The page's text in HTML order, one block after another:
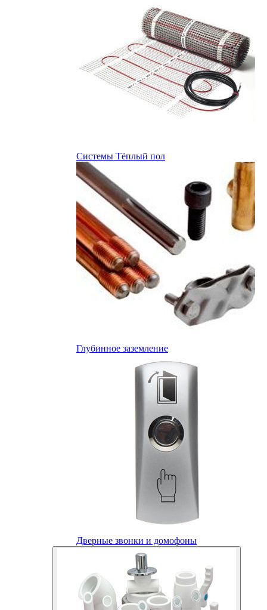
Системы Тёплый пол
Глубинное заземление
Дверные звонки и домофоны